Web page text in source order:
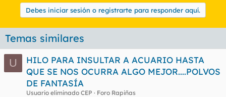
Debes iniciar sesión o registrarte para responder aquí.
Temas similares
U
HILO PARA INSULTAR A ACUARIO HASTA
QUE SE NOS OCURRA ALGO MEJOR....POLVOS
DE FANTASÍA
Usuario eliminado CEP
Foro Rapiñas